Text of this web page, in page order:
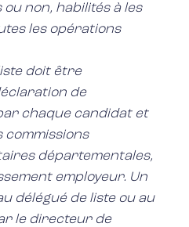
non, habilités à les
les opérations
doit être
de
chaque candidat et
départementales,
employeur. Un
délégué de liste ou au
le directeur de